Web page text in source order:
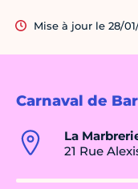
Carnaval de
La
21 Rue
Mise à jour le 28/